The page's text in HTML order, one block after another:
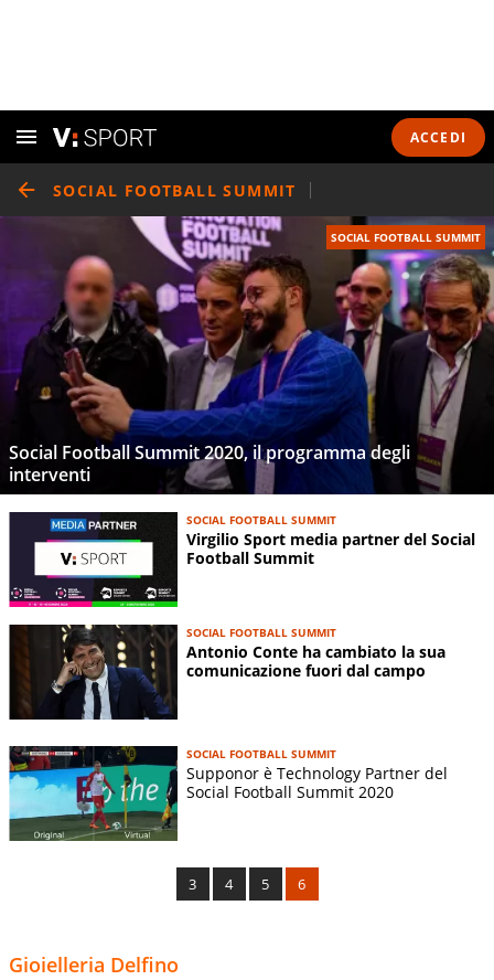
ACCEDI
SOCIAL FOOTBALL SUMMIT
SOCIAL FOOTBALL SUMMIT
Social Football Summit 2020, il programma degli
interventi
SOCIAL FOOTBALL SUMMIT
Virgilio Sport media partner del Social
Football Summit
SOCIAL FOOTBALL SUMMIT
Antonio Conte ha cambiato la sua
comunicazione fuori dal campo
SOCIAL FOOTBALL SUMMIT
Supponor è Technology Partner del
Social Football Summit 2020
3 4 5 6
Gioielleria Delfino